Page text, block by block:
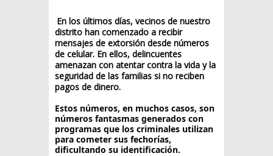
En los últimos días, vecinos de nuestro
distrito han comenzado a recibir
mensajes de extorsión desde números
de celular. En ellos, delincuentes
amenazan con atentar contra la vida y la
seguridad de las familias si no reciben
pagos de dinero.
Estos números, en muchos casos, son
números fantasmas generados con
programas que los criminales utilizan
para cometer sus fechorías,
dificultando su identificación.